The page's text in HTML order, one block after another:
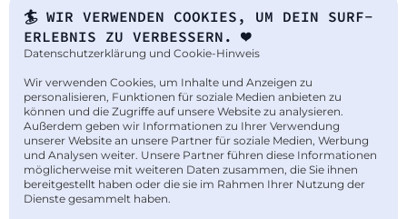
Legal
Datenschutz
Barrierefreiheit
Kontakt
🏄 WIR VERWENDEN COOKIES, UM DEIN SURF-
ERLEBNIS ZU VERBESSERN. ❤️
Datenschutzerklärung und Cookie-Hinweis
Wir verwenden Cookies, um Inhalte und Anzeigen zu
personalisieren, Funktionen für soziale Medien anbieten zu
können und die Zugriffe auf unsere Website zu analysieren.
Außerdem geben wir Informationen zu Ihrer Verwendung
unserer Website an unsere Partner für soziale Medien, Werbung
und Analysen weiter. Unsere Partner führen diese Informationen
möglicherweise mit weiteren Daten zusammen, die Sie ihnen
bereitgestellt haben oder die sie im Rahmen Ihrer Nutzung der
Dienste gesammelt haben.